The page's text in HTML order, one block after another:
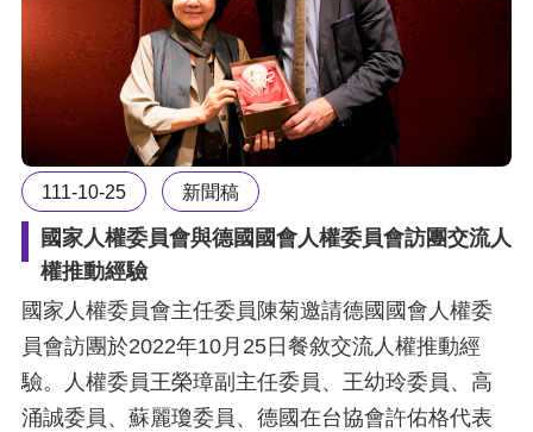
111-10-25 新聞稿
國家人權委員會與德國國會人權委員會訪團交流人
權推動經驗
國家人權委員會主任委員陳菊邀請德國國會人權委
員會訪團於2022年10月25日餐敘交流人權推動經
驗。人權委員王榮璋副主任委員、王幼玲委員、高
涌誠委員、蘇麗瓊委員、德國在台協會許佑格代表